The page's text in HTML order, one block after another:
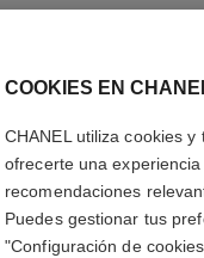
COOKIES EN
CHANEL utiliza cookies
ofrecerte una
recomendaciones
Puedes gestionar tus
"Configuración de